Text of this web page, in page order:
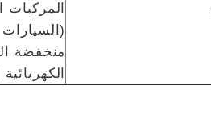
المركبات
(السيارات
منخفضة